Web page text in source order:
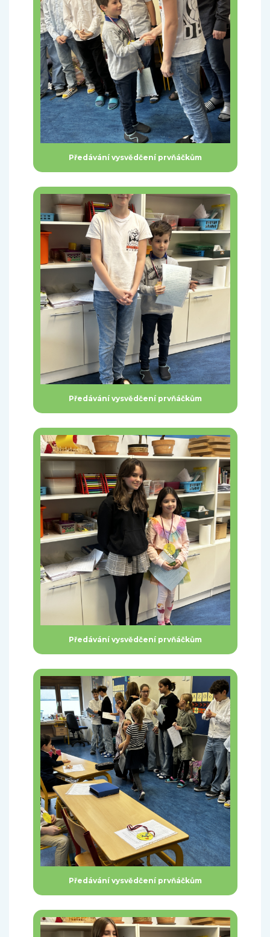
Předávání vysvědčení prvňáčkům
Předávání vysvědčení prvňáčkům
Předávání vysvědčení prvňáčkům
Předávání vysvědčení prvňáčkům